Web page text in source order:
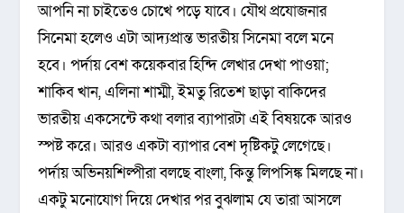
আপনি না চাইতেও চোখে পড়ে যাবে। যৌথ প্রযোজনার
সিনেমা হলেও এটা আদ্যপ্রান্ত ভারতীয় সিনেমা বলে মনে
হবে। পর্দায় বেশ কয়েকবার হিন্দি লেখার দেখা পাওয়া;
শাকিব খান, এলিনা শাম্মী, ইমতু রিতেশ ছাড়া বাকিদের
ভারতীয় একসেন্টে কথা বলার ব্যাপারটা এই বিষয়কে আরও
স্পষ্ট করে। আরও একটা ব্যাপার বেশ দৃষ্টিকটু লেগেছে।
পর্দায় অভিনয়শিল্পীরা বলছে বাংলা, কিন্তু লিপসিঙ্ক মিলছে না।
একটু মনোযোগ দিয়ে দেখার পর বুঝলাম যে তারা আসলে